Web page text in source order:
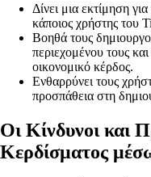
Δίνει μια εκτίμηση
κάποιος χρήστης του
Βοηθά τους
περιεχομένου τους
οικονομικό κέρδος.
Ενθαρρύνει τους
προσπάθεια στη
Οι Κίνδυνοι και
Κερδίσματος